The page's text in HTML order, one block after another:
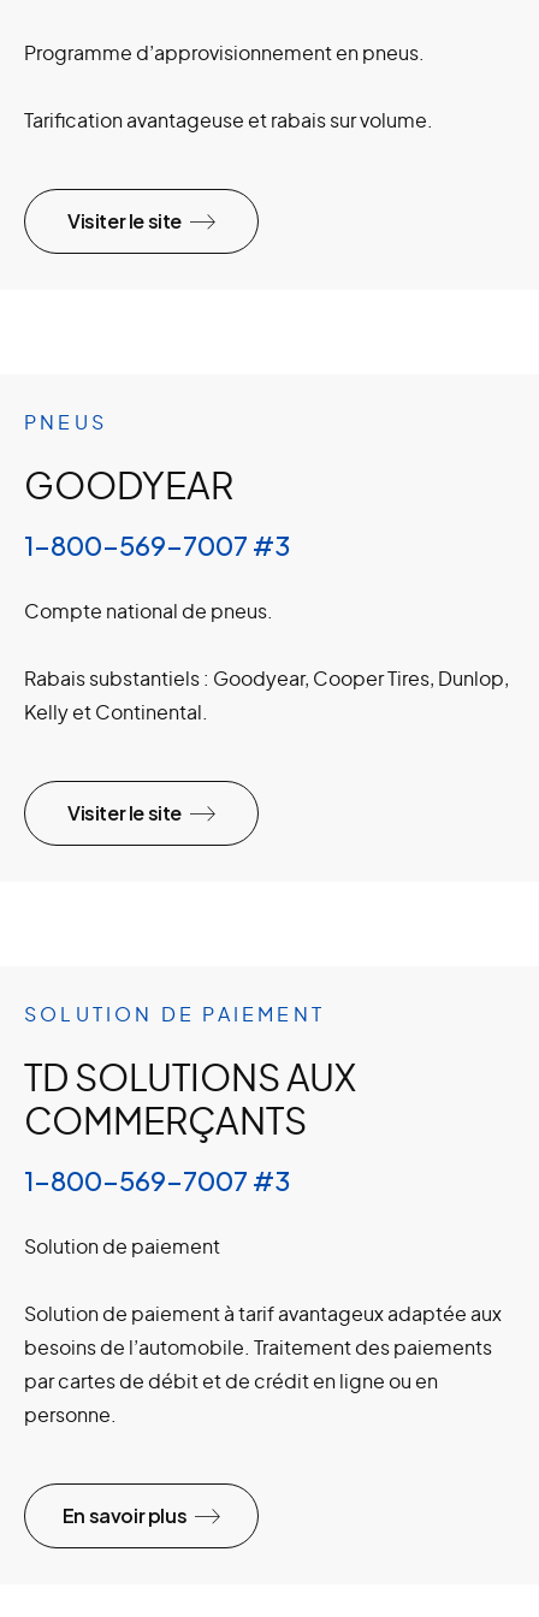
Programme d’approvisionnement en pneus.
Tarification avantageuse et rabais sur volume.
Visiter le site
PNEUS
GOODYEAR
1-800-569-7007 #3
Compte national de pneus.
Rabais substantiels : Goodyear, Cooper Tires, Dunlop,
Kelly et Continental.
Visiter le site
SOLUTION DE PAIEMENT
TD SOLUTIONS AUX
COMMERÇANTS
1-800-569-7007 #3
Solution de paiement
Solution de paiement à tarif avantageux adaptée aux
besoins de l’automobile. Traitement des paiements
par cartes de débit et de crédit en ligne ou en
personne.
En savoir plus